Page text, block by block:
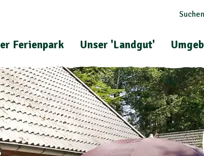
Ferienpark Unser 'Landgut'